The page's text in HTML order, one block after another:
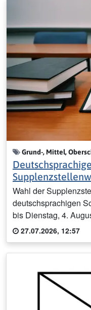
Grund-, Mittel,
Wahl der
deutschsprachigen
bis Dienstag, 4.
27.07.2026, 12:57